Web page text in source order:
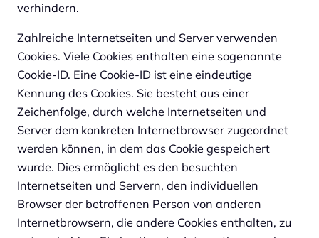
verhindern.
Zahlreiche Internetseiten und Server verwenden
Cookies. Viele Cookies enthalten eine sogenannte
Cookie-ID. Eine Cookie-ID ist eine eindeutige
Kennung des Cookies. Sie besteht aus einer
Zeichenfolge, durch welche Internetseiten und
Server dem konkreten Internetbrowser zugeordnet
werden können, in dem das Cookie gespeichert
wurde. Dies ermöglicht es den besuchten
Internetseiten und Servern, den individuellen
Browser der betroffenen Person von anderen
Internetbrowsern, die andere Cookies enthalten, zu